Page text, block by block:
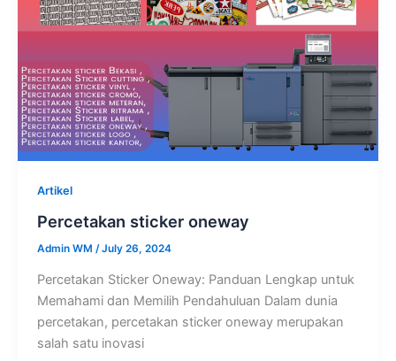
Artikel
Percetakan sticker oneway
Admin WM /July 26, 2024
Percetakan Sticker Oneway: Panduan Lengkap untuk
Memahami dan Memilih Pendahuluan Dalam dunia
percetakan, percetakan sticker oneway merupakan
salah satu inovasi